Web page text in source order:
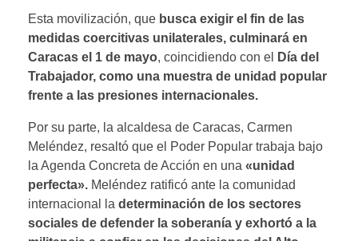
Esta movilización, que busca exigir el fin de las
medidas coercitivas unilaterales, culminará en
Caracas el 1 de mayo, coincidiendo con el
Día del
Trabajador, como una muestra de unidad popular
frente a las presiones internacionales.
Por su parte, la alcaldesa de Caracas, Carmen
Meléndez, resaltó que el Poder Popular trabaja bajo
la Agenda Concreta de Acción en una «unidad
perfecta». Meléndez ratificó ante la comunidad
internacional la determinación de los sectores
sociales de defender la soberanía y exhortó a la